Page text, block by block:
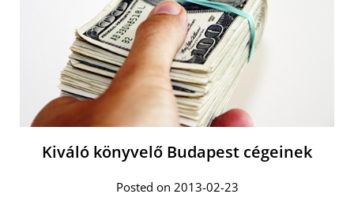
Kiváló könyvelő Budapest cégeinek
Posted on 2013-02-23